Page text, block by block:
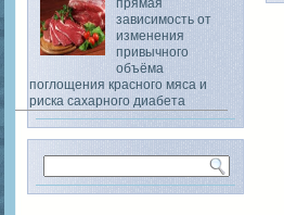
прямая
зависимость от
изменения
привычного
объёма
поглощения красного мяса и
риска сахарного диабета